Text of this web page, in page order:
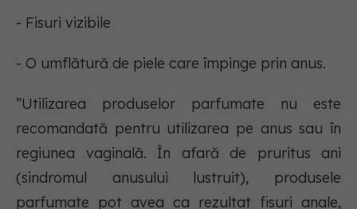
- Fisuri vizibile
- O umflătură de piele care împinge prin anus.
”Utilizarea produselor parfumate nu este
recomandată pentru utilizarea pe anus sau în
regiunea vaginală. În afară de pruritus ani
(sindromul anusului lustruit), produsele
parfumate pot avea ca rezultat fisuri anale,